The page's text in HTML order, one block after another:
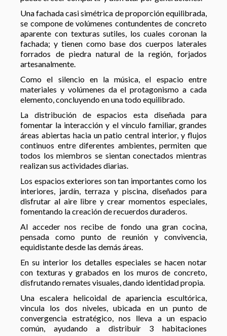
Una fachada casi simétrica de proporción equilibrada,
se compone de volúmenes contundentes de concreto
aparente con texturas sutiles, los cuales coronan la
fachada; y tienen como base dos cuerpos laterales
forrados de piedra natural de la región, forjados
artesanalmente.
Como el silencio en la música, el espacio entre
materiales y volúmenes da el protagonismo a cada
elemento, concluyendo en una todo equilibrado.
La distribución de espacios esta diseñada para
fomentar la interacción y el vínculo familiar, grandes
áreas abiertas hacia un patio central interior, y flujos
continuos entre diferentes ambientes, permiten que
todos los miembros se sientan conectados mientras
realizan sus actividades diarias.
Los espacios exteriores son tan importantes como los
interiores, jardín, terraza y piscina, diseñados para
disfrutar al aire libre y crear momentos especiales,
fomentando la creación de recuerdos duraderos.
Al acceder nos recibe de fondo una gran cocina,
pensada como punto de reunión y convivencia,
equidistante desde las demás áreas.
En su interior los detalles especiales se hacen notar
con texturas y grabados en los muros de concreto,
disfrutando remates visuales, dando identidad propia.
Una escalera helicoidal de apariencia escultórica,
vincula los dos niveles, ubicada en un punto de
convergencia estratégico, nos lleva a un espacio
común, ayudando a distribuir 3 habitaciones